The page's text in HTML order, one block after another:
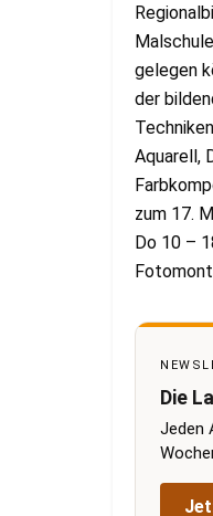
gelegen
der
Aquarell,
zum 17.
Do 10 –
Die
Jeden